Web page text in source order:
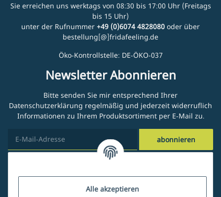
Alle akzeptieren
Sie erreichen uns werktags von 08:30 bis 17:00 Uhr (Freitags
bis 15 Uhr)
unter der Rufnummer +49 (0)6074 4828080 oder über
bestellung[@]fridafeeling.de
Öko-Kontrollstelle: DE-ÖKO-037
Newsletter Abonnieren
Bitte senden Sie mir entsprechend Ihrer
Datenschutzerklärung regelmäßig und jederzeit widerruflich
Informationen zu Ihrem Produktsortiment per E-Mail zu.
abonnieren